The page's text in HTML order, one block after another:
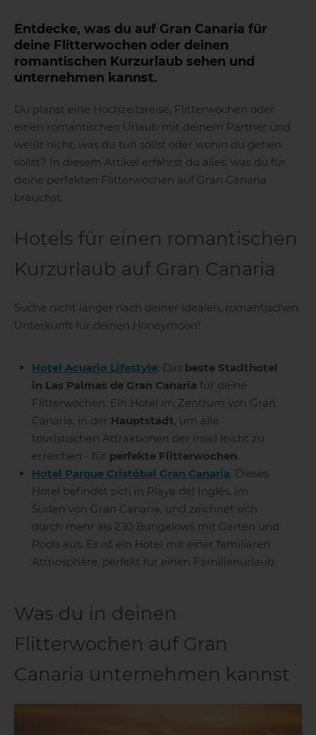
Entdecke, was du auf Gran Canaria für
deine Flitterwochen oder deinen
romantischen Kurzurlaub sehen und
unternehmen kannst.
Du planst eine Hochzeitsreise, Flitterwochen oder
einen romantischen Urlaub mit deinem Partner und
weißt nicht, was du tun sollst oder wohin du gehen
sollst? In diesem Artikel erfährst du alles, was du für
deine perfekten Flitterwochen auf Gran Canaria
brauchst.
Hotels für einen romantischen
Kurzurlaub auf Gran Canaria
Suche nicht länger nach deiner idealen, romantischen
Unterkunft für deinen Honeymoon!
Hotel Acuario Lifestyle: Das beste Stadthotel
in Las Palmas de Gran Canaria für deine
Flitterwochen. Ein Hotel im Zentrum von Gran
Canaria, in der Hauptstadt, um alle
touristischen Attraktionen der Insel leicht zu
erreichen - für perfekte Flitterwochen.
Hotel Parque Cristóbal Gran Canaria: Dieses
Hotel befindet sich in Playa del Inglés, im
Süden von Gran Canaria, und zeichnet sich
durch mehr als 230 Bungalows mit Garten und
Pools aus. Es ist ein Hotel mit einer familiären
Atmosphäre, perfekt für einen Familienurlaub.
Was du in deinen
Flitterwochen auf Gran
Canaria unternehmen kannst